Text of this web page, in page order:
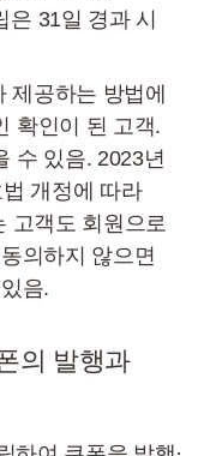
31일 경과 시
제공하는 방법에
확인이 된 고객.
수 있음. 2023년
개정에 따라
고객도 회원으로
의하지 않으면
음.
의 발행과